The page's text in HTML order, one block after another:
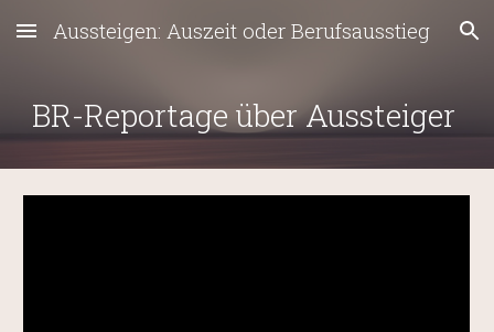
Skip to main content Skip to navigation
Aussteigen: Auszeit oder Berufsausstieg
BR-Reportage über Aussteiger